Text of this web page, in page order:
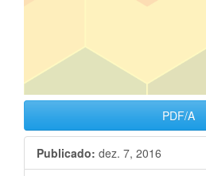
PDF/A
Publicado: dez. 7, 2016